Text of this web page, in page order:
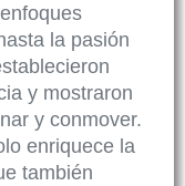
la pasión
y mostraron
y conmover.
enriquece la
también